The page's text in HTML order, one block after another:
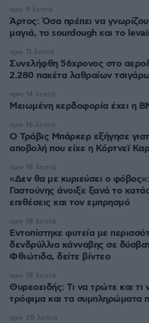
Άρτος: Όσα πρέπει να
μαγιά, το sourdough και το
πριν 9 λεπτά
Συνελήφθη 56χρονος στο
2.280 πακέτα λαθραίων
πριν 11 λεπτά
Μειωμένη κερδοφορία έχει η
πριν 14 λεπτά
O Τράβις Μπάρκερ εξήγησε
αποβολή που είχε η Κόρτνεϊ
πριν 16 λεπτά
«Δεν θα με κυριεύσει ο
Γαστούνης άνοιξε ξανά το
επιθέσεις και τον εμπρησμό
πριν 18 λεπτά
Εντοπίστηκε φυτεία με
δενδρύλλια κάνναβης σε
Φθιώτιδα, δείτε βίντεο
πριν 18 λεπτά
Θυρεοειδής: Τι να τρώτε και
τρόφιμα και τα συμπληρώματα
πριν 18 λεπτά
πριν 20 λεπτά